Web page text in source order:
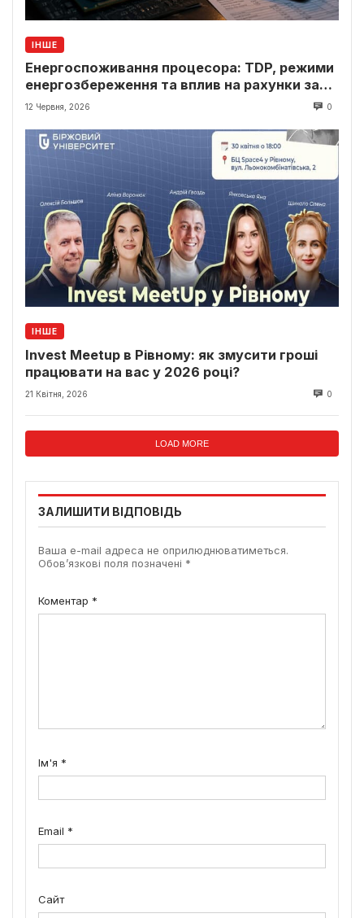
ІНШЕ
Енергоспоживання процесора: TDP, режими
енергозбереження та вплив на рахунки за
світло
12 Червня, 2026 0
ІНШЕ
Invest Meetup в Рівному: як змусити гроші
працювати на вас у 2026 році?
21 Квітня, 2026 0
LOAD MORE
ЗАЛИШИТИ ВІДПОВІДЬ
Ваша e-mail адреса не оприлюднюватиметься.
Обов’язкові поля позначені *
Коментар *
Ім'я *
Email *
Сайт